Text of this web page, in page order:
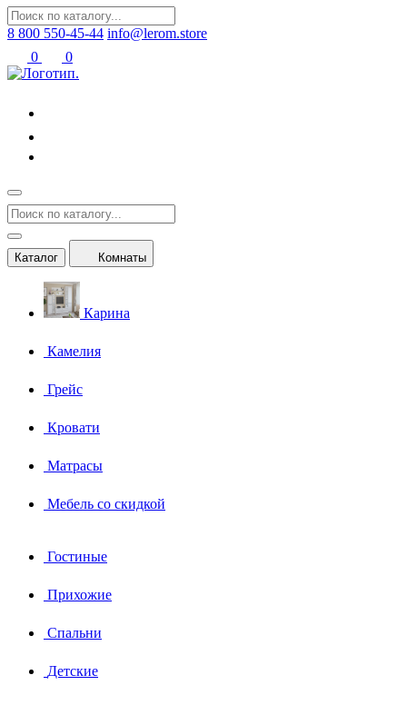
8 800 550-45-44 info@lerom.store
0
0
Каталог Комнаты
Карина
Камелия
Грейс
Кровати
Матрасы
Мебель со скидкой
Гостиные
Прихожие
Спальни
Детские